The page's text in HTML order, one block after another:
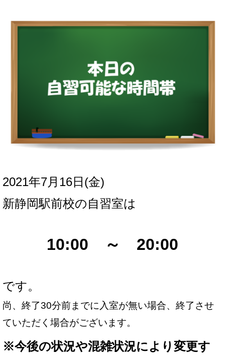
2021年7月16日(金)
新静岡駅前校の自習室は
10:00 ～ 20:00
です。
尚、終了30分前までに入室が無い場合、終了させ
ていただく場合がございます。
※今後の状況や混雑状況により変更す